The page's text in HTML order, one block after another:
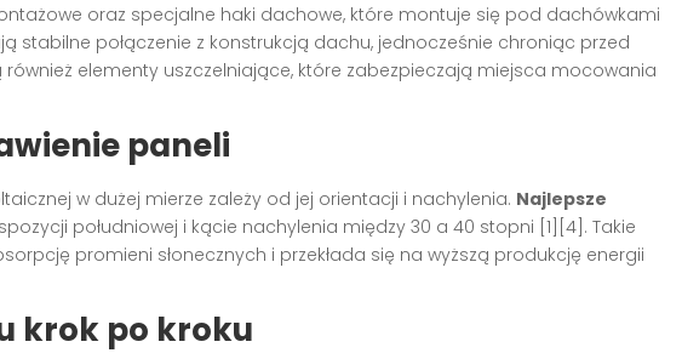
oraz specjalne haki dachowe, które montuje się pod dachówkami
stabilne połączenie z konstrukcją dachu, jednocześnie chroniąc przed
również elementy uszczelniające, które zabezpieczają miejsca mocowania
paneli
w dużej mierze zależy od jej orientacji i nachylenia. Najlepsze
południowej i kącie nachylenia między 30 a 40 stopni [1][4]. Takie
promieni słonecznych i przekłada się na wyższą produkcję energii
krok po kroku